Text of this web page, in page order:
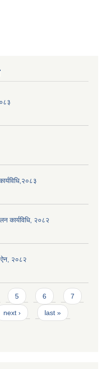
कार्यविधि, २०८२
ऐन, २०८२
5 6 7
next › last »